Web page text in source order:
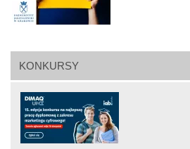
KONKURSY